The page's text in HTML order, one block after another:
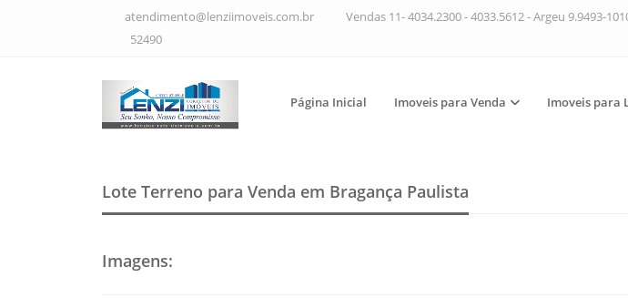
atendimento@lenziimoveis.com.br Vendas 11- 4034.2300 - 4033.5612 - Argeu 9.9493-
52490
Página Inicial Imoveis para Venda Imoveis para
Lote Terreno para Venda em Bragança Paulista
Imagens: